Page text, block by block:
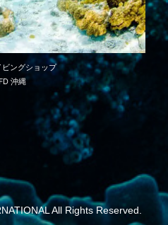
ングショップ
沖縄
All Rights Reserved.